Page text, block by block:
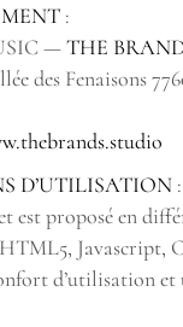
:
—THE
des Fenaisons
D’UTILISATION:
est proposé en
Javascript,
d’utilisation et